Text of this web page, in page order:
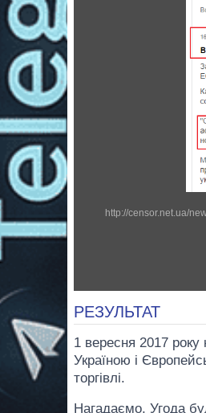
РЕЗУЛЬТАТ
1 вересня 2017 року
Україною і
торгівлі.
Нагадаємо, Угода